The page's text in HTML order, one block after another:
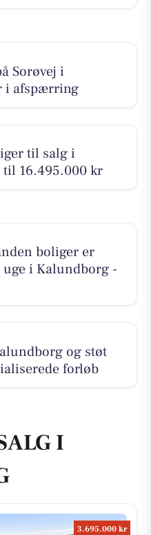
Sorøvej i
i afspærring
til salg i
16.495.000 kr
boliger er
i Kalundborg -
og støt
forløb
I
3.695.000 kr